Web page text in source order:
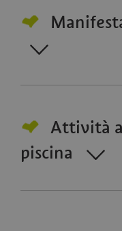
Attività
piscina